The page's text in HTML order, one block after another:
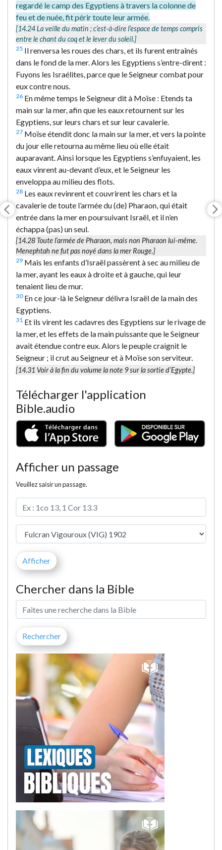
regardé le camp des Egyptiens à travers la colonne de
feu et de nuée, fit périr toute leur armée.
[14.24La veille du matin ; c’est-à-dire l’espace de temps compris
entre le chant du coq et le lever du soleil.]
25 Il renversa les roues des chars, et ils furent entraînés
dans le fond de la mer. Alors les Egyptiens s’entre-dirent :
Fuyons les Israélites, parce que le Seigneur combat pour
eux contre nous.
26 En même temps le Seigneur dit à Moïse : Etends ta
main sur la mer, afin que les eaux retournent sur les
Egyptiens, sur leurs chars et sur leur cavalerie.
27 Moïse étendit donc la main sur la mer, et vers la pointe
du jour elle retourna au même lieu où elle était
auparavant. Ainsi lorsque les Egyptiens s’enfuyaient, les
eaux vinrent au-devant d’eux, et le Seigneur les
enveloppa au milieu des flots.
28 Les eaux revinrent et couvrirent les chars et la
cavalerie de toute l’armée du (de) Pharaon, qui était
entrée dans la mer en poursuivant Israël, et il n’en
échappa (pas) un seul.
[14.28 Toute l’armée de Pharaon, mais non Pharaon lui-même.
Menephtah ne fut pas noyé dans la mer Rouge.]
29 Mais les enfants d’Israël passèrent à sec au milieu de
la mer, ayant les eaux à droite et à gauche, qui leur
tenaient lieu de mur.
30En ce jour-là le Seigneur délivra Israël de la main des
Egyptiens.
31 Et ils virent les cadavres des Egyptiens sur le rivage de
la mer, et les effets de la main puissante que le Seigneur
avait étendue contre eux. Alors le peuple craignit le
Seigneur ; il crut au Seigneur et à Moïse son serviteur.
[14.31 Voir à la fin du volume la note 9 sur la sortie d’Egypte.]
Télécharger l'application
Bible.audio
Afficher un passage
Veuillez saisir un passage.
Chercher dans la Bible